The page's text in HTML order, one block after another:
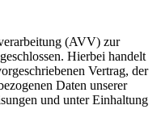
(AVV) zur
Hierbei handelt
Vertrag, der
Daten unserer
und unter Einhaltung